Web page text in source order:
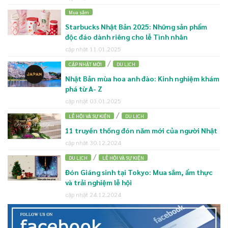
Mua sắm
Starbucks Nhật Bản 2025: Những sản phẩm
độc đáo dành riêng cho lễ Tình nhân
cập nhật 11.01.2025
CẬP NHẬT MỚI / DU LỊCH
Nhật Bản mùa hoa anh đào: Kinh nghiệm khám
phá từ A- Z
cập nhật 03.01.2025
LỄ HỘI VÀ SỰ KIỆN / DU LỊCH
11 truyền thống đón năm mới của người Nhật
cập nhật 30.12.2024
DU LỊCH / LỄ HỘI VÀ SỰ KIỆN
Đón Giáng sinh tại Tokyo: Mua sắm, ẩm thực
và trải nghiệm lễ hội
cập nhật 24.12.2024